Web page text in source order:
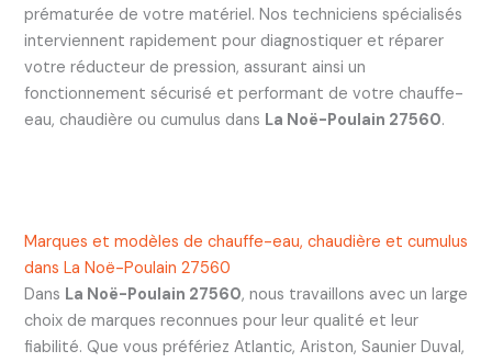
prématurée de votre matériel. Nos techniciens spécialisés
interviennent rapidement pour diagnostiquer et réparer
votre réducteur de pression, assurant ainsi un
fonctionnement sécurisé et performant de votre chauffe-
eau, chaudière ou cumulus dans La Noë-Poulain 27560.
Marques et modèles de chauffe-eau, chaudière et cumulus
dans La Noë-Poulain 27560
Dans La Noë-Poulain 27560, nous travaillons avec un large
choix de marques reconnues pour leur qualité et leur
fiabilité. Que vous préfériez Atlantic, Ariston, Saunier Duval,